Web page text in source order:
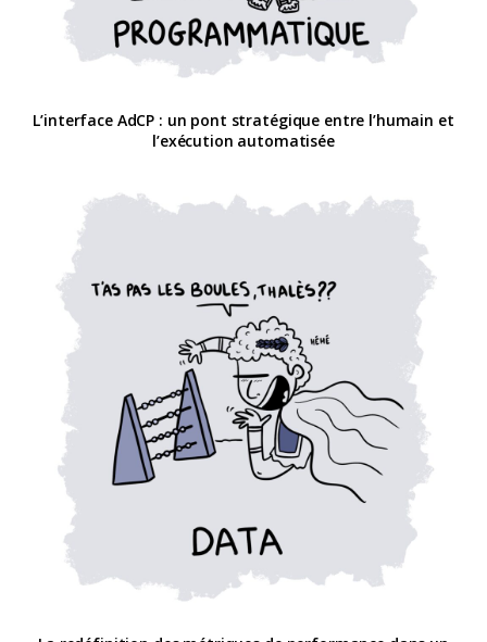
L’interface AdCP : un pont stratégique entre l’humain et
l’exécution automatisée